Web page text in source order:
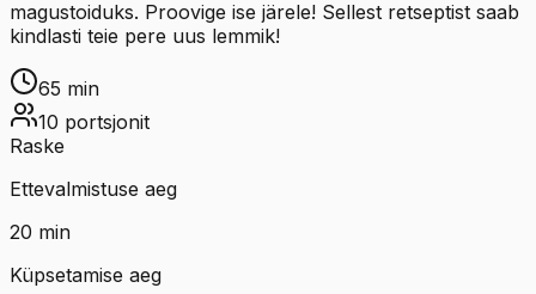
magustoiduks. Proovige ise järele! Sellest retseptist saab
kindlasti teie pere uus lemmik!
65 min
10 portsjonit
Raske
Ettevalmistuse aeg
20 min
Küpsetamise aeg